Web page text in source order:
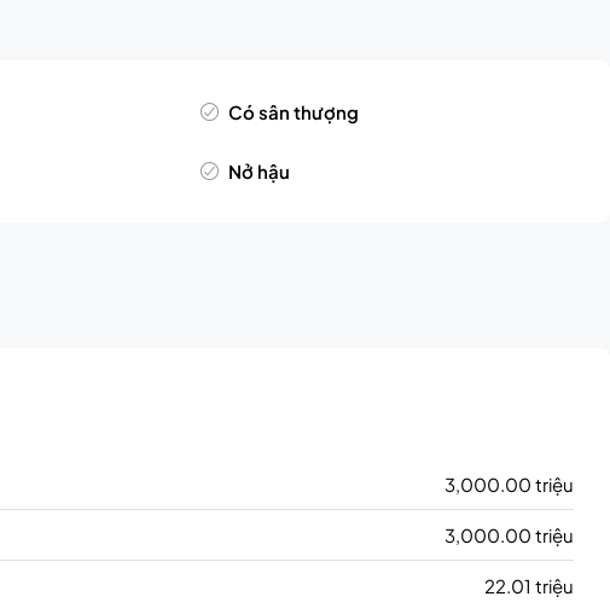
Có sân thượng
Nở hậu
3,000.00 triệu
3,000.00 triệu
22.01 triệu